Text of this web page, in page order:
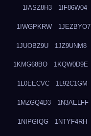
1IASZ8H3 1IF86W04
1IWGPKRW 1JEZBYO7
1JUOBZ9U 1JZ9UNM8
1KMG68BO 1KQW0D9E
1L0EECVC 1L92C1GM
1MZGQ4D3 1N3AELFF
1NIPGIQG 1NTYF4RH